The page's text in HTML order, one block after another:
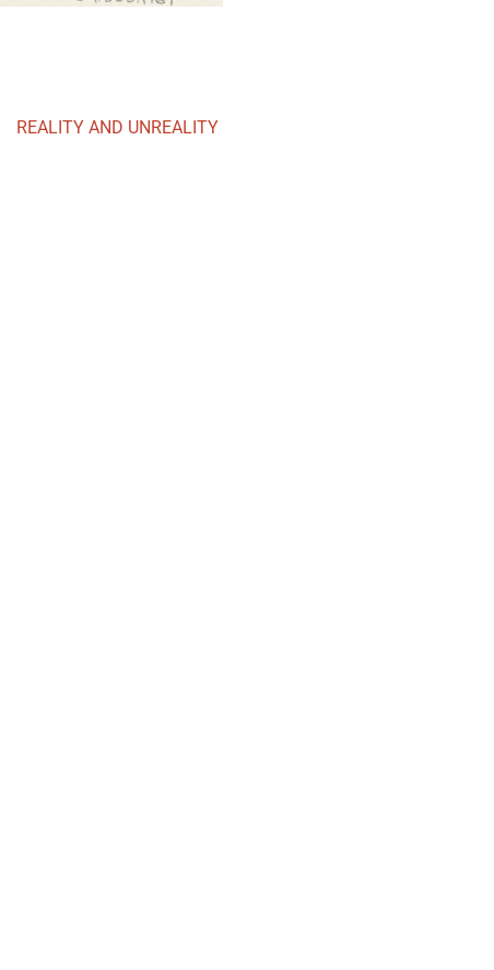
REALITY AND UNREALITY